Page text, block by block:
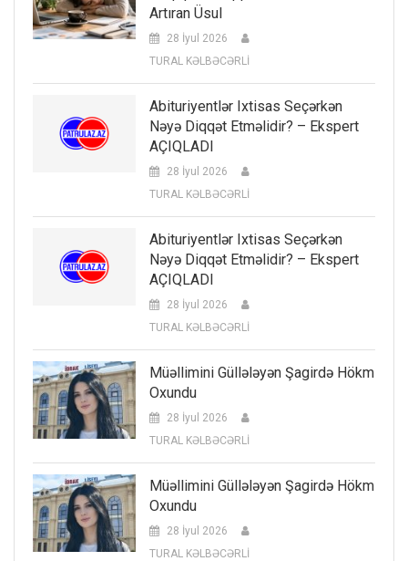
Artıran Üsul
28 İyul 2026
TURAL KƏLBƏCƏRLİ
Abituriyentlər Ixtisas Seçərkən
Nəyə Diqqət Etməlidir? – Ekspert
AÇIQLADI
28 İyul 2026
TURAL KƏLBƏCƏRLİ
Abituriyentlər Ixtisas Seçərkən
Nəyə Diqqət Etməlidir? – Ekspert
AÇIQLADI
28 İyul 2026
TURAL KƏLBƏCƏRLİ
Müəllimini Güllələyən Şagirdə Hökm
Oxundu
28 İyul 2026
TURAL KƏLBƏCƏRLİ
Müəllimini Güllələyən Şagirdə Hökm
Oxundu
28 İyul 2026
TURAL KƏLBƏCƏRLİ